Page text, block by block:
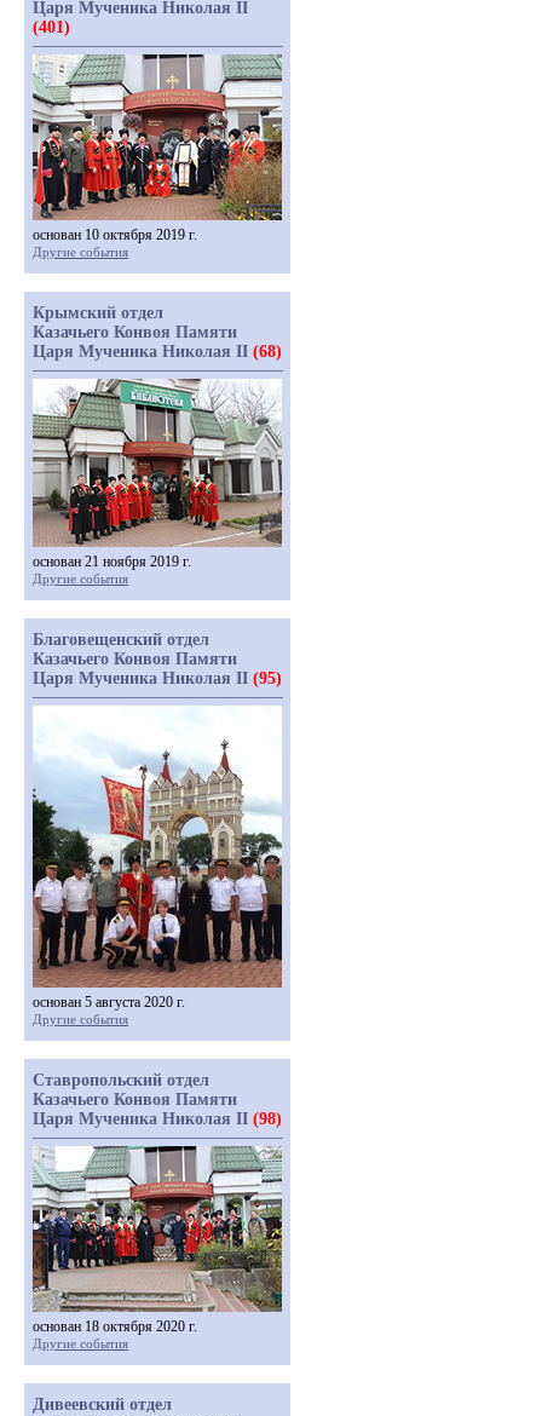
Царя Мученика Николая II
(401)
основан 10 октября 2019 г.
Другие события
Крымский отдел
Казачьего Конвоя Памяти
Царя Мученика Николая II (68)
основан 21 ноября 2019 г.
Другие события
Благовещенский отдел
Казачьего Конвоя Памяти
Царя Мученика Николая II (95)
основан 5 августа 2020 г.
Другие события
Ставропольский отдел
Казачьего Конвоя Памяти
Царя Мученика Николая II (98)
основан 18 октября 2020 г.
Другие события
Дивеевский отдел